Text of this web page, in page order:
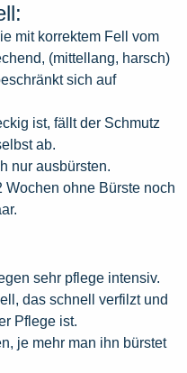
mit korrektem Fell vom
(mittellang, harsch)
sich auf
ist, fällt der Schmutz
ab.
nur ausbürsten.
Wochen ohne Bürste noch
sehr pflege intensiv.
das schnell verfilzt und
Pflege ist.
je mehr man ihn bürstet